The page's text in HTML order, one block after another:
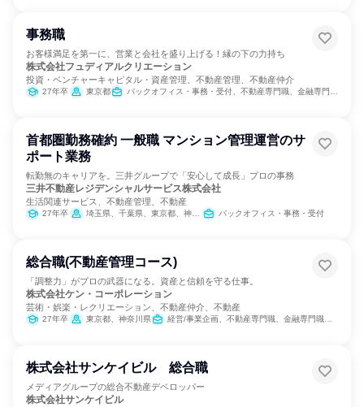
事務職
お客様満足を第一に、営業と会社を盛り上げる！縁の下の力持ち
株式会社フュディアルクリエーション
投資・ベンチャーキャピタル・資産管理、不動産管理、不動産仲介
27年卒 東京都 バックオフィス・事務・受付、不動産専門職、金融専門職、教育/保育専門職、経理/税務/財務、人事、IT、製造・生産工程、建築/土木/プラント専門職
首都圏勤務確約 一般職 マンション管理運営のサ
ポート業務
転勤無のキャリアを。三井グループで「安心して成長」プロの事務
三井不動産レジデンシャルサービス株式会社
生活関連サービス、不動産管理、不動産
27年卒 埼玉県、千葉県、東京都、神奈川県 バックオフィス・事務・受付
総合職(不動産管理コース)
「調整力」がプロの武器になる。資産と信頼を守る仕事。
株式会社ケン・コーポレーション
芸術・娯楽・レクリエーション、不動産仲介、不動産
27年卒 東京都、神奈川県 経営/事業企画、不動産専門職、金融専門職、バックオフィス・事務・受付、総務、建築/土木/プラント専門職
株式会社サンケイビル 総合職
メディアグループの総合不動産デベロッパー
株式会社サンケイビル